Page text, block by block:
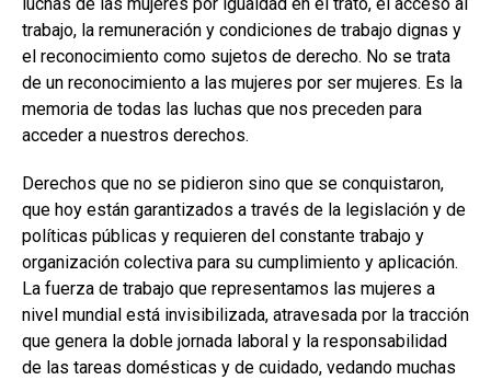
luchas de las mujeres por igualdad en el trato, el acceso al
trabajo, la remuneración y condiciones de trabajo dignas y
el reconocimiento como sujetos de derecho. No se trata
de un reconocimiento a las mujeres por ser mujeres. Es la
memoria de todas las luchas que nos preceden para
acceder a nuestros derechos.
Derechos que no se pidieron sino que se conquistaron,
que hoy están garantizados a través de la legislación y de
políticas públicas y requieren del constante trabajo y
organización colectiva para su cumplimiento y aplicación.
La fuerza de trabajo que representamos las mujeres a
nivel mundial está invisibilizada, atravesada por la tracción
que genera la doble jornada laboral y la responsabilidad
de las tareas domésticas y de cuidado, vedando muchas